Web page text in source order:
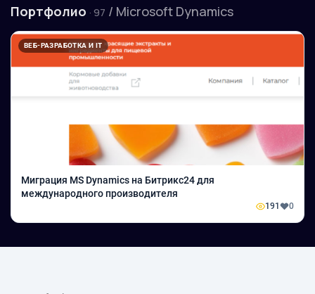
Портфолио · 97 / Microsoft Dynamics
ВЕБ-РАЗРАБОТКА И IT
Миграция MS Dynamics на Битрикс24 для
международного производителя
191 0